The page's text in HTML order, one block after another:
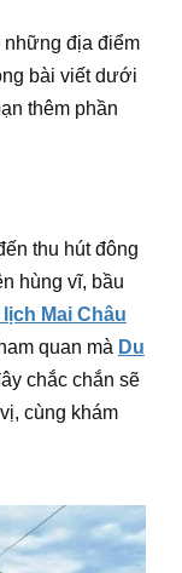
những địa điểm
bài viết dưới
thêm phần
thu hút đông
hùng vĩ, bầu
Mai Châu
quan mà Du
chắc chắn sẽ
cùng khám